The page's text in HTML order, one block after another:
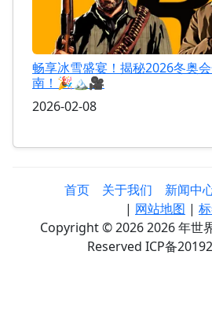
畅享冰雪盛宴！揭秘2026冬奥
南！🎉🏔️🎥
2026-02-08
首页 关于我们 新闻中
| 网站地图 |
Copyright © 2026 2026 年世
Reserved ICP备